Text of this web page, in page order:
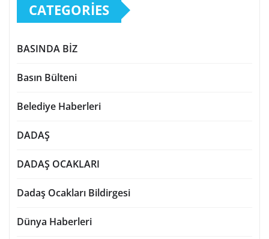
CATEGORIES
BASINDA BİZ
Basın Bülteni
Belediye Haberleri
DADAŞ
DADAŞ OCAKLARI
Dadaş Ocakları Bildirgesi
Dünya Haberleri